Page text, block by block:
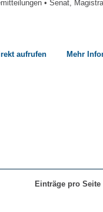
• Senat,
aufrufen Mehr
Einträge pro Seite